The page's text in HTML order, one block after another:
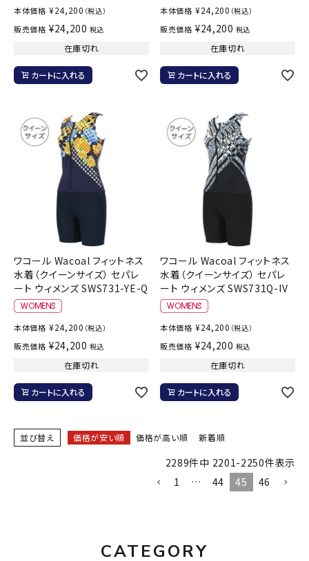
本体価格 ¥24,200 （税込）
販売価格 ¥24,200 税込
在庫切れ
カートに入れる
本体価格 ¥24,200 （税込）
販売価格 ¥24,200 税込
在庫切れ
カートに入れる
ワコール Wacoal フィットネス
水着（クイーンサイズ） セパレ
ート ウィメンズ SWS731-YE-Q
本体価格 ¥24,200 （税込）
販売価格 ¥24,200 税込
在庫切れ
カートに入れる
ワコール Wacoal フィットネス
水着（クイーンサイズ） セパレ
ート ウィメンズ SWS731Q-IV
本体価格 ¥24,200 （税込）
販売価格 ¥24,200 税込
在庫切れ
カートに入れる
並び替え 価格が安い順 価格が高い順 新着順
2289件中 2201-2250件表示
1
… 44 45 46
CATEGORY